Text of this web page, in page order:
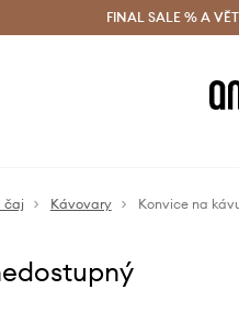
a vrácení zdarma (od 1800 Kč)
FINAL SALE % A
čaj Kávovary Konvice na